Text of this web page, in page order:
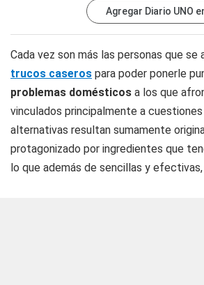
Agregar Diario UNO
Cada vez son más las personas que se
trucos caseros para poder ponerle
problemas domésticos a los que
vinculados principalmente a
alternativas resultan sumamente
protagonizado por ingredientes que
lo que además de sencillas y